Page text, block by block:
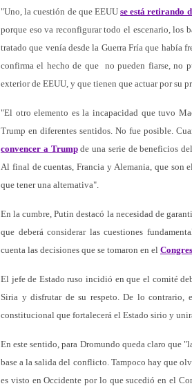
"Uno, la cuestión de que EEUUse está retirando
porque eso va reconfigurar todo el escenario, los
tratado que venía desde la Guerra Fría que había
confirma el hecho de que no pueden fiarse, no
exterior de EEUU, y que tienen que actuar por su
"El otro elemento es la incapacidad que tuvo
Trump en diferentes sentidos. No fue posible.
convencer a Trumpde una serie de beneficios
Al final de cuentas, Francia y Alemania, que son
que tener una alternativa".
En la cumbre, Putin destacó la necesidad de
que deberá considerar las cuestiones
cuenta las decisiones que se tomaron en el
El jefe de Estado ruso incidió en que el comité
Siria y disfrutar de su respeto. De lo contrario,
constitucional que fortalecerá el Estado sirio y
En este sentido, para Dromundo queda claro que
base a la salida del conflicto. Tampoco hay que
es visto en Occidente por lo que sucedió en el